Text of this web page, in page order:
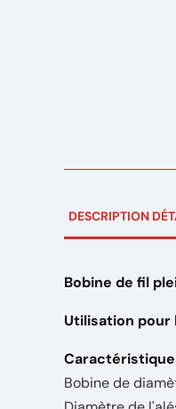
DESCRIPTION
Bobine de fil
Utilisation pour
Bobine de